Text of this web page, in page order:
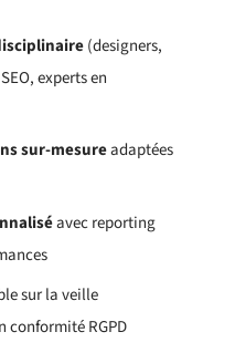
(designers,
experts en
sur-mesureadaptées
avec reporting
sur la veille
conformité RGPD